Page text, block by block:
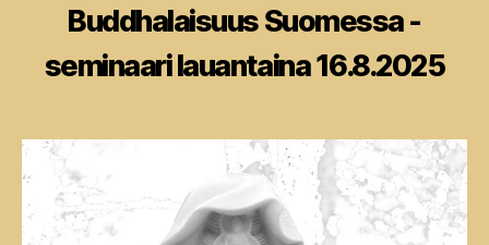
Kategoriat
Buddhalaisuus Suomessa -
seminaari lauantaina 16.8.2025